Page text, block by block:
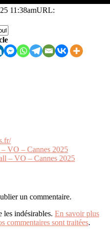
11:38amURL:
VO – Cannes 2025
– VO – Cannes 2025
un commentaire.
indésirables. En savoir plus
commentaires sont traitées.